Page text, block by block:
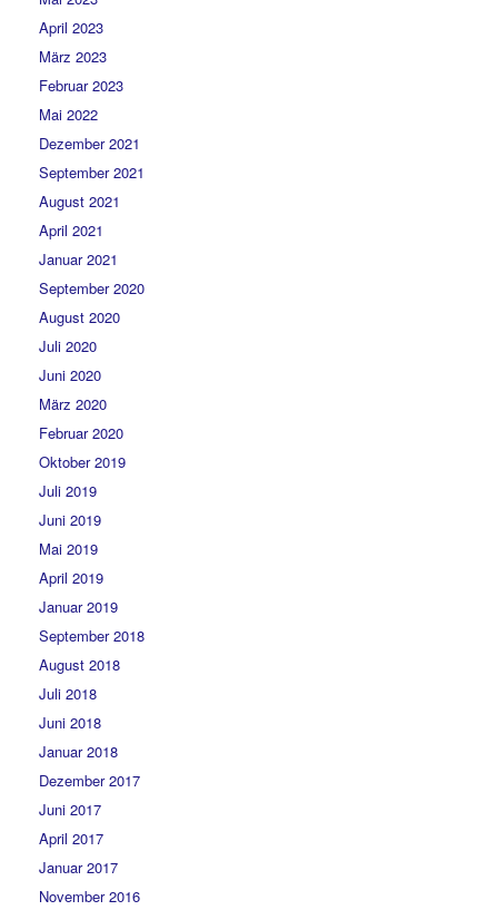
April 2023
März 2023
Februar 2023
Mai 2022
Dezember 2021
September 2021
August 2021
April 2021
Januar 2021
September 2020
August 2020
Juli 2020
Juni 2020
März 2020
Februar 2020
Oktober 2019
Juli 2019
Juni 2019
Mai 2019
April 2019
Januar 2019
September 2018
August 2018
Juli 2018
Juni 2018
Januar 2018
Dezember 2017
Juni 2017
April 2017
Januar 2017
November 2016